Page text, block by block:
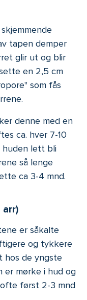
tapen demper
glir ut og blir
en 2,5 cm
som fås
denne med en
ca. hver 7-10
huden lett bli
så lenge
ca 3-4 mnd.
er såkalte
og tykkere
hos de yngste
er mørke i hud og
ofte først 2-3 mnd